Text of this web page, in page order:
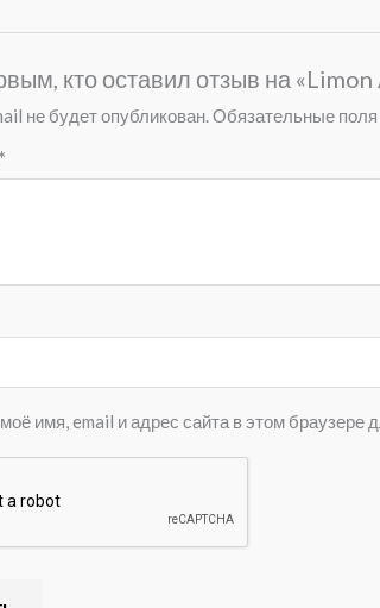
кто оставил отзыв на
не будет опубликован.Обязательные
*
имя, email и адрес сайта в этом